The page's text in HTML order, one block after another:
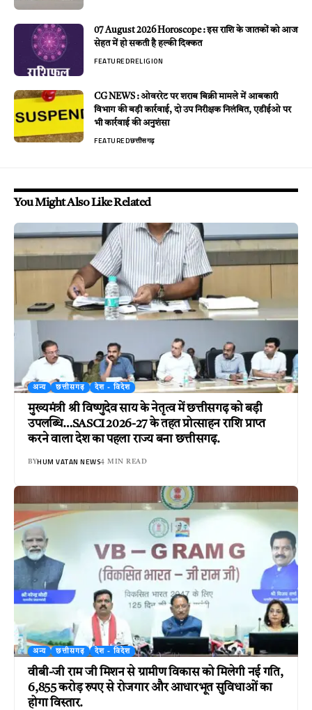
07 August 2026 Horoscope : इस राशि के जातकों को आज
सेहत में हो सकती है हल्की दिक्कत
FEATUREDRELIGION
CG NEWS : ओवररेट पर शराब बिक्री मामले में आबकारी
विभाग की बड़ी कार्रवाई, दो उप निरीक्षक निलंबित, एडीईओ पर
भी कार्रवाई की अनुशंसा
FEATUREDछत्तीसगढ़
You Might Also Like Related
अन्य छत्तीसगढ़ देश - विदेश
मुख्यमंत्री श्री विष्णुदेव साय के नेतृत्व में छत्तीसगढ़ को बड़ी
उपलब्धि…SASCI 2026-27 के तहत प्रोत्साहन राशि प्राप्त
करने वाला देश का पहला राज्य बना छत्तीसगढ़.
BYHUM VATAN NEWS4 MIN READ
अन्य छत्तीसगढ़ देश - विदेश
वीबी-जी राम जी मिशन से ग्रामीण विकास को मिलेगी नई गति,
6,855 करोड़ रुपए से रोजगार और आधारभूत सुविधाओं का
होगा विस्तार.